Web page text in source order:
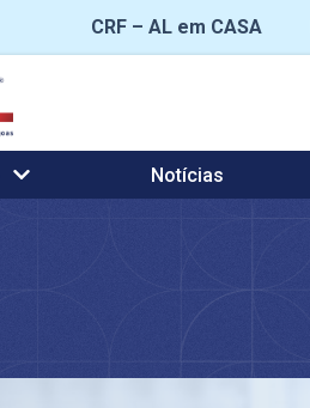
CRF – AL em CASA
Notícias